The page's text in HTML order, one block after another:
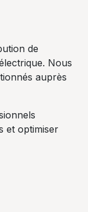
de
Nous
auprès
et optimiser